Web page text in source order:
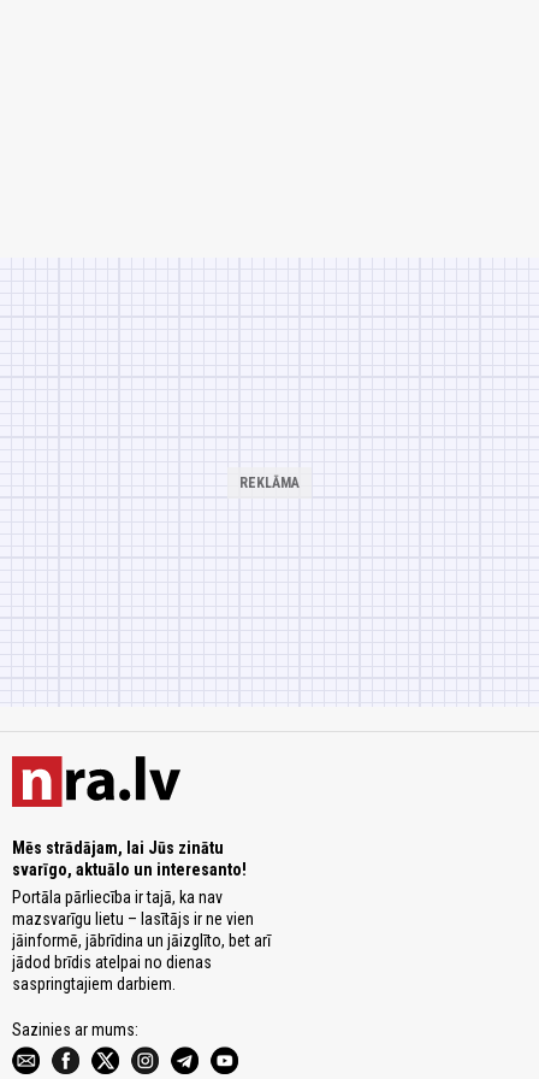
Mēs strādājam, lai Jūs zinātu
svarīgo, aktuālo un interesanto!
Portāla pārliecība ir tajā, ka nav
mazsvarīgu lietu – lasītājs ir ne vien
jāinformē, jābrīdina un jāizglīto, bet arī
jādod brīdis atelpai no dienas
saspringtajiem darbiem.
Sazinies ar mums: